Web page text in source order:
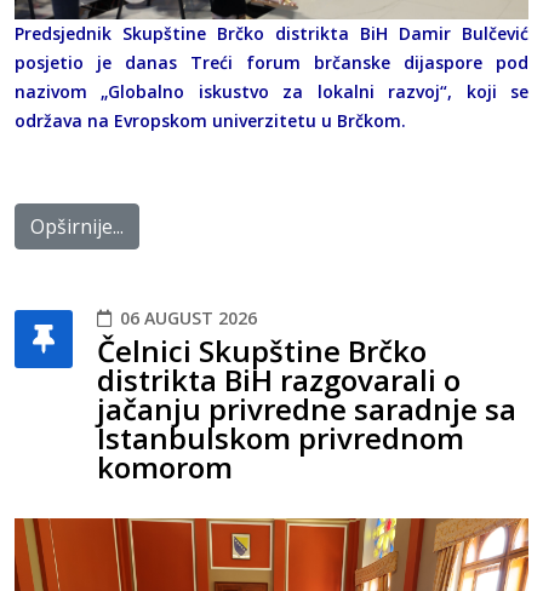
Predsjednik Skupštine Brčko distrikta BiH Damir Bulčević
posjetio je danas Treći forum brčanske dijaspore pod
nazivom „Globalno iskustvo za lokalni razvoj“, koji se
održava na Evropskom univerzitetu u Brčkom.
Opširnije...
06 AUGUST 2026
Čelnici Skupštine Brčko
distrikta BiH razgovarali o
jačanju privredne saradnje sa
Istanbulskom privrednom
komorom